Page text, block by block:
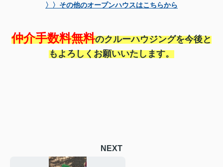
〉〉その他のオープンハウスはこちらから
仲介手数料無料のクルーハウジングを今後と
もよろしくお願いいたします。
NEXT